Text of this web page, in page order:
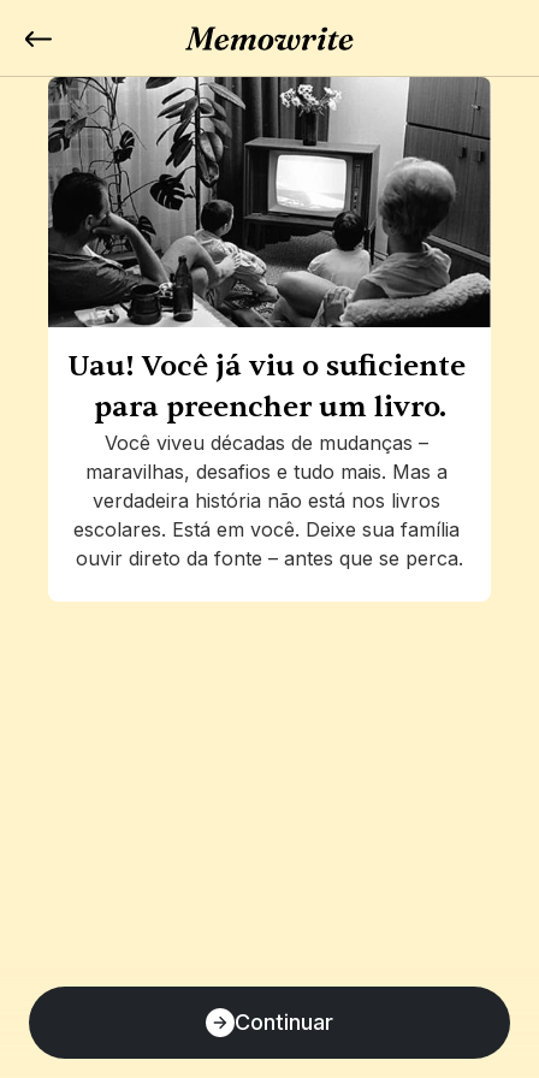
Uau! Você já viu o suficiente
para preencher um livro.
Você viveu décadas de mudanças –
maravilhas, desafios e tudo mais. Mas a
verdadeira história não está nos livros
escolares. Está em você. Deixe sua família
ouvir direto da fonte – antes que se perca.
Continuar